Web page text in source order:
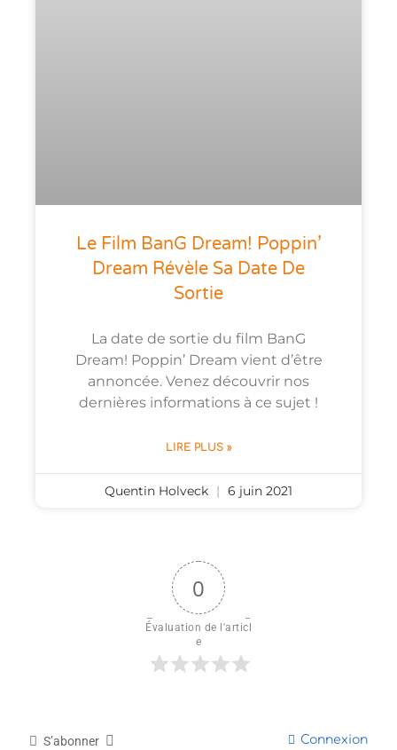
Le Film BanG Dream! Poppin’
Dream Révèle Sa Date De
Sortie
La date de sortie du film BanG
Dream! Poppin’ Dream vient d’être
annoncée. Venez découvrir nos
dernières informations à ce sujet !
LIRE PLUS »
Quentin Holveck 6 juin 2021
0
Évaluation de l'articl
e
S’abonner Connexion